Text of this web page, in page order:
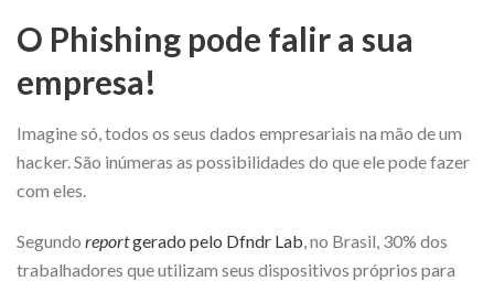
O Phishing pode falir a sua
empresa!
Imagine só, todos os seus dados empresariais na mão de um
hacker. São inúmeras as possibilidades do que ele pode fazer
com eles.
Segundo reportgerado pelo Dfndr Lab , no Brasil, 30% dos
trabalhadores que utilizam seus dispositivos próprios para